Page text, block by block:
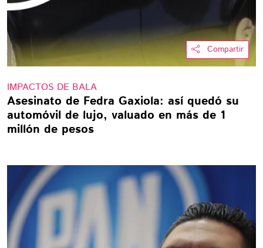
Compartir
IMPACTOS DE BALA
Asesinato de Fedra Gaxiola: así quedó su
automóvil de lujo, valuado en más de 1
millón de pesos